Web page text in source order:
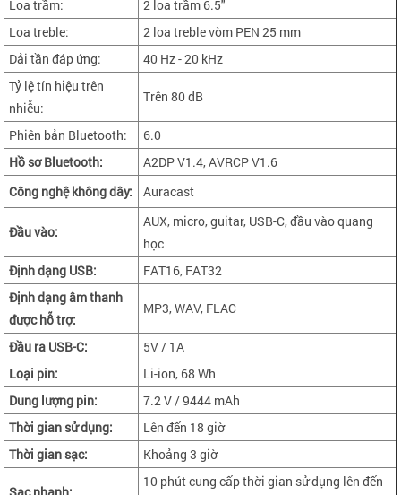
Loa trầm:
2 loa trầm 6.5"
Loa treble:
2 loa treble vòm PEN 25 mm
Dải tần đáp ứng:
40 Hz - 20 kHz
Tỷ lệ tín hiệu trên
nhiễu:
Trên 80 dB
Phiên bản Bluetooth:
6.0
Hồ sơ Bluetooth:
A2DP V1.4, AVRCP V1.6
Công nghệ không dây:
Auracast
Đầu vào:
AUX, micro, guitar, USB-C, đầu vào quang
học
Định dạng USB:
FAT16, FAT32
Định dạng âm thanh
được hỗ trợ:
MP3, WAV, FLAC
Đầu ra USB-C:
5V / 1A
Loại pin:
Li-ion, 68 Wh
Dung lượng pin:
7.2 V / 9444 mAh
Thời gian sử dụng:
Lên đến 18 giờ
Thời gian sạc:
Khoảng 3 giờ
10 phút cung cấp thời gian sử dụng lên đến